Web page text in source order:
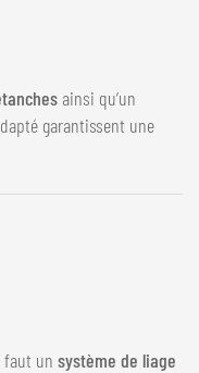
ainsi qu’un
garantissent une
faut un système de liage